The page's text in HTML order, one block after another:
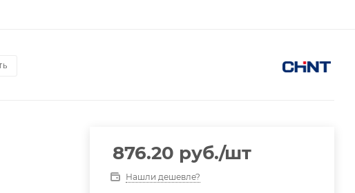
876.20 руб./шт
Нашли дешевле?